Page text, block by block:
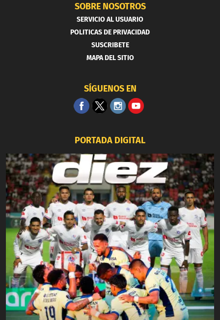
SOBRE NOSOTROS
SERVICIO AL USUARIO
POLITICAS DE PRIVACIDAD
SUSCRIBETE
MAPA DEL SITIO
SÍGUENOS EN
PORTADA DIGITAL